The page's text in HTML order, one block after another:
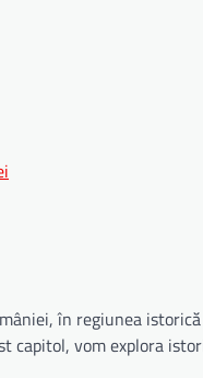
în regiunea
capitol, vom explora